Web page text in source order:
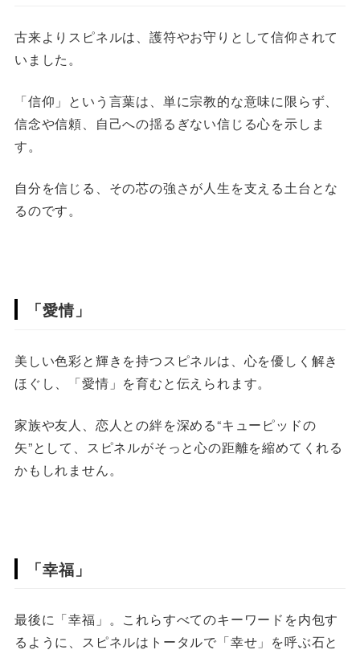
古来よりスピネルは、護符やお守りとして信仰されて
いました。
「信仰」という言葉は、単に宗教的な意味に限らず、
信念や信頼、自己への揺るぎない信じる心を示しま
す。
自分を信じる、その芯の強さが人生を支える土台とな
るのです。
「愛情」
美しい色彩と輝きを持つスピネルは、心を優しく解き
ほぐし、「愛情」を育むと伝えられます。
家族や友人、恋人との絆を深める“キューピッドの
矢”として、スピネルがそっと心の距離を縮めてくれる
かもしれません。
「幸福」
最後に「幸福」。これらすべてのキーワードを内包す
るように、スピネルはトータルで「幸せ」を呼ぶ石と